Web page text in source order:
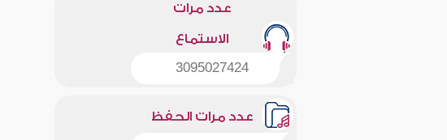
عدد مرات
الاستماع
3095027424
عدد مرات الحفظ